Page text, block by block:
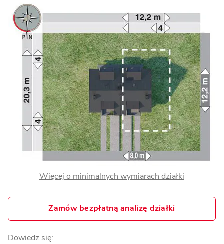
Więcej o minimalnych wymiarach działki
Zamów bezpłatną analizę działki
Dowiedz się: